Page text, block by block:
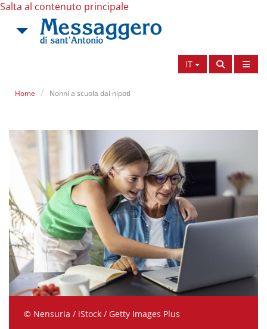
Salta al contenuto principale
IT
Home Nonni a scuola dai nipoti
© Nensuria / iStock / Getty Images Plus